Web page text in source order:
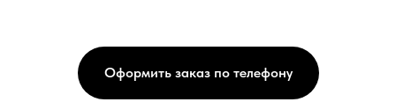
Оформить заказ по телефону